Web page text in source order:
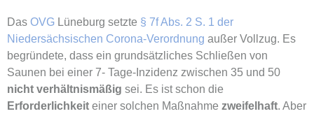
Das OVG Lüneburg setzte § 7f Abs. 2 S. 1 der
Niedersächsischen Corona-Verordnung außer Vollzug. Es
begründete, dass ein grundsätzliches Schließen von
Saunen bei einer 7- Tage-Inzidenz zwischen 35 und 50
nicht verhältnismäßig sei. Es ist schon die
Erforderlichkeit einer solchen Maßnahme zweifelhaft. Aber